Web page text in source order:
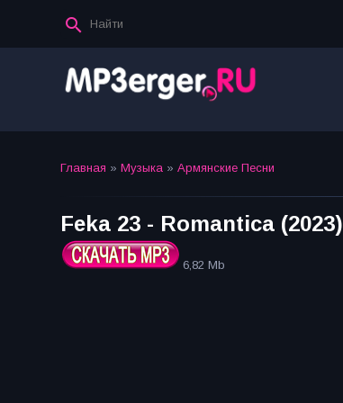
Главная » Музыка » Армянские Песни
Feka 23 - Romantica (2023)
6,82 Mb